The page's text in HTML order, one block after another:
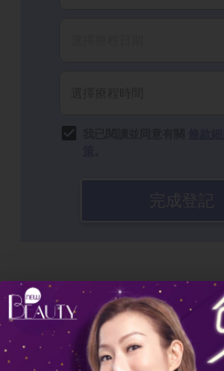
地中海禿頭前兆：診斷